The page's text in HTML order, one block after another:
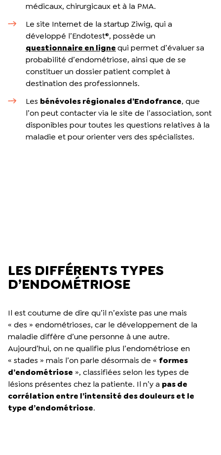
médicaux, chirurgicaux et à la PMA.
Le site Internet de la startup Ziwig, qui a
développé l’Endotest®, possède un
questionnaire en lignequi permet d’évaluer sa
probabilité d’endométriose, ainsi que de se
constituer un dossier patient complet à
destination des professionnels.
Les bénévoles régionales d’Endofrance, que
l’on peut contacter via le site de l’association, sont
disponibles pour toutes les questions relatives à la
maladie et pour orienter vers des spécialistes.
LES DIFFÉRENTS TYPES
D’ENDOMÉTRIOSE
Il est coutume de dire qu’il n’existe pas une mais
« des » endométrioses, car le développement de la
maladie diffère d’une personne à une autre.
Aujourd’hui, on ne qualifie plus l’endométriose en
« stades » mais l’on parle désormais de « formes
d’endométriose », classifiées selon les types de
lésions présentes chez la patiente. Il n’y a pas de
corrélation entre l’intensité des douleurs et le
type d’endométriose.